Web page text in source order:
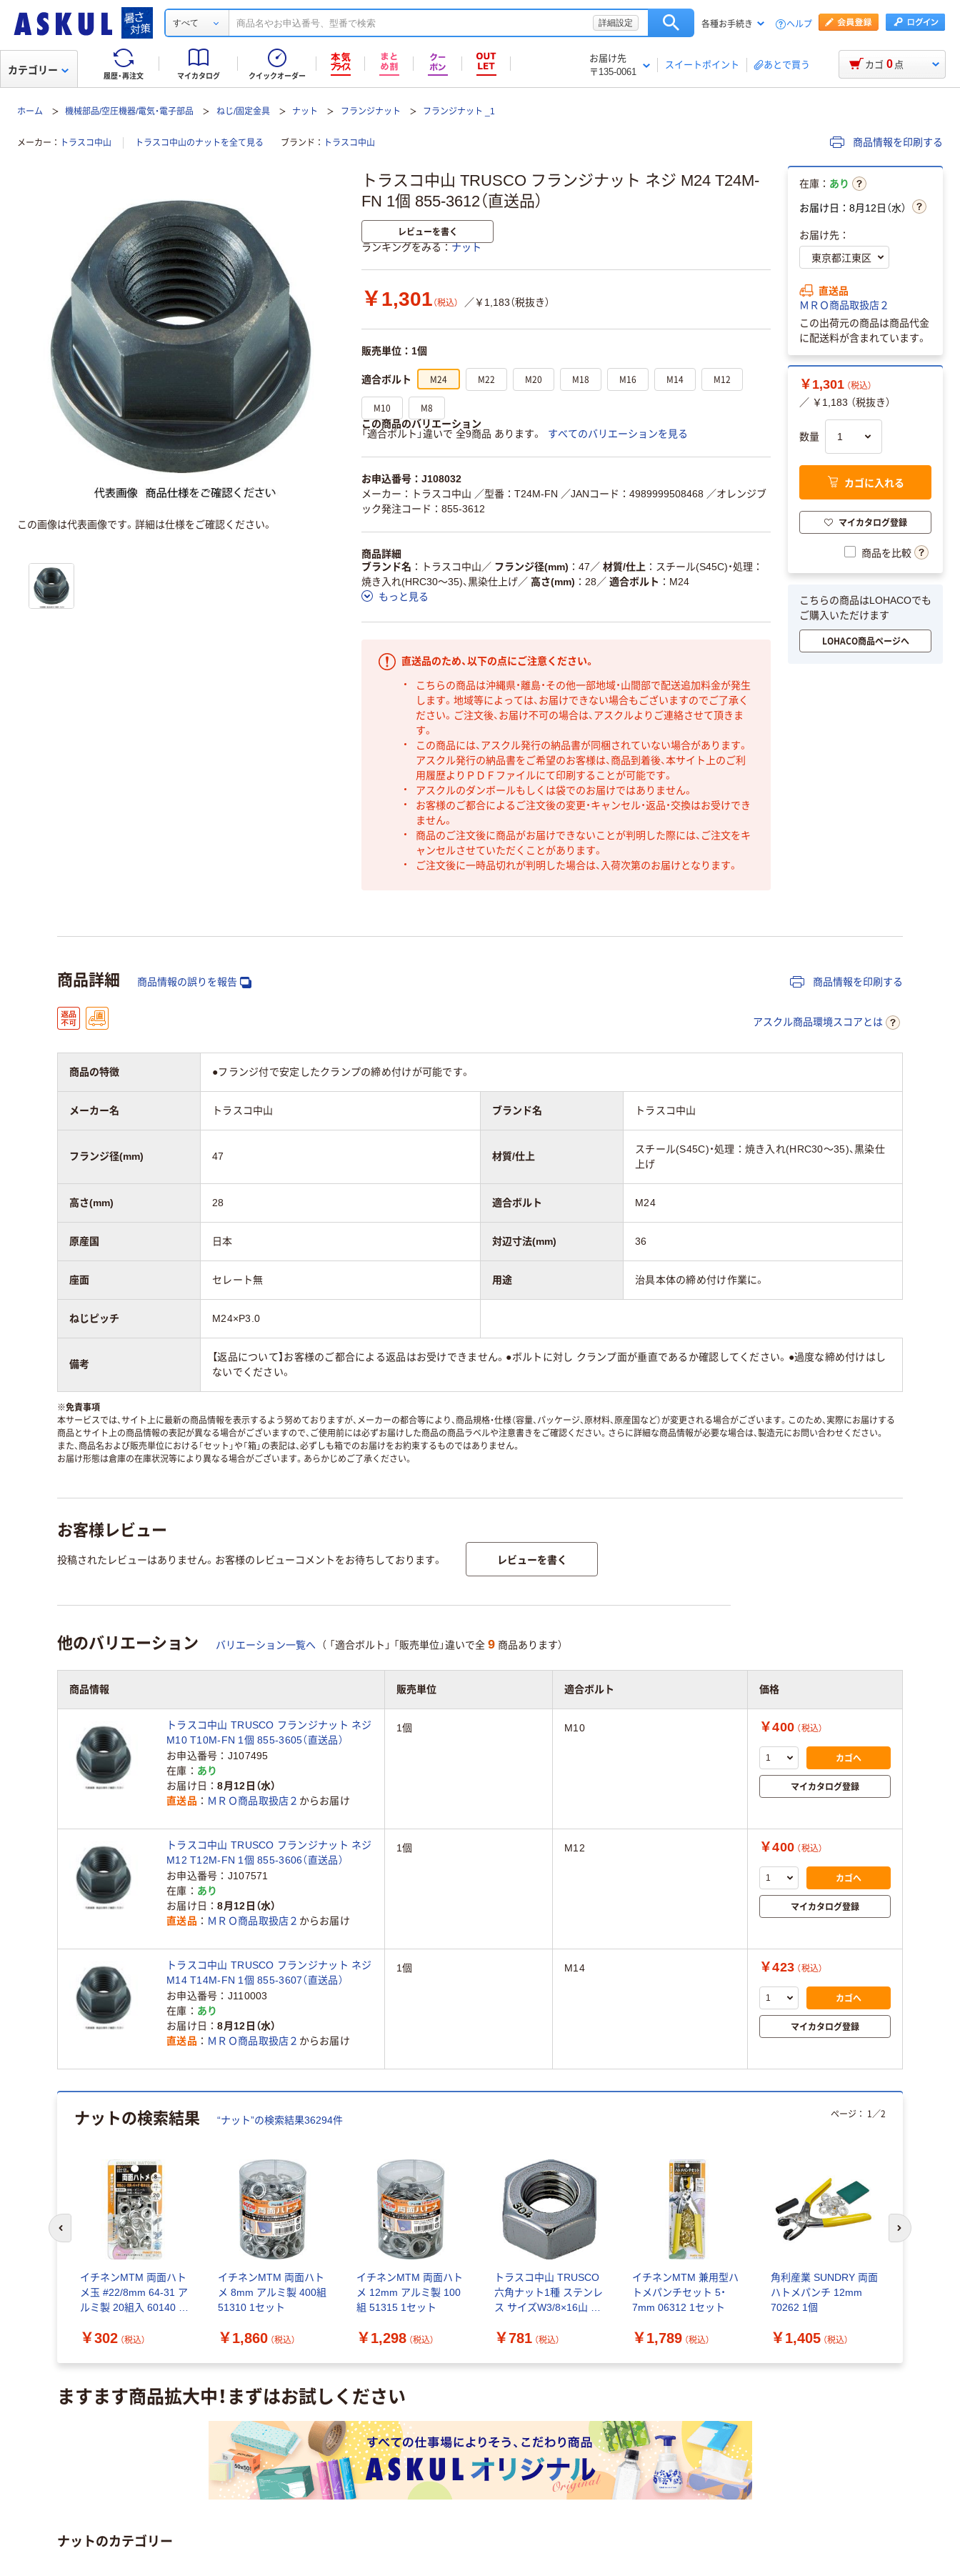
すべて 詳細設定 各種お手続き ヘルプ
履歴・再注文 マイカタログ クイックオーダー
お届け先
〒135-0061
スイートポイント あとで買う
カテゴリー カゴ 0 点
ホーム 機械部品/空圧機器/電気・電子部品 ねじ/固定金具 ナット フランジナット フランジナット _1
メーカー トラスコ中山 トラスコ中山のナットを全て見る ブランド トラスコ中山 商品情報を印刷する
トラスコ中山 TRUSCO フランジナット ネジ M24 T24M-
FN 1個 855-3612（直送品）
レビューを書く
ランキングをみる ナット
￥1,301 （税込） ／￥1,183（税抜き）
販売単位：1個
適合ボルト M24 M22 M20 M18 M16 M14 M12
M10 M8
この商品のバリエーション
「適合ボルト」違いで 全9商品 あります。
すべてのバリエーションを見る
お申込番号：J108032
メーカー：トラスコ中山 ／型番：T24M-FN ／JANコード：4989999508468 ／オレンジブ
ック発注コード：855-3612
商品詳細
ブランド名
トラスコ中山 ／ フランジ径(mm) 47 ／ 材質/仕上
スチール(S45C)・処理：
焼き入れ(HRC30～35)、黒染仕上げ／ 高さ(mm) 28 ／ 適合ボルト
M24
もっと見る
直送品のため、以下の点にご注意ください。
こちらの商品は沖縄県・離島・その他一部地域・山間部で配送追加料金が発生
します。地域等によっては、お届けできない場合もございますのでご了承く
ださい。ご注文後、お届け不可の場合は、アスクルよりご連絡させて頂きま
す。
この商品には、アスクル発行の納品書が同梱されていない場合があります。
アスクル発行の納品書をご希望のお客様は、商品到着後、本サイト上のご利
用履歴よりＰＤＦファイルにて印刷することが可能です。
アスクルのダンボールもしくは袋でのお届けではありません。
お客様のご都合によるご注文後の変更・キャンセル・返品・交換はお受けでき
ません。
商品のご注文後に商品がお届けできないことが判明した際には、ご注文をキ
ャンセルさせていただくことがあります。
ご注文後に一時品切れが判明した場合は、入荷次第のお届けとなります。
この画像は代表画像です。詳細は仕様をご確認ください。
在庫： あり
お届け日：8月12日（水）
お届け先：
直送品
ＭＲＯ商品取扱店２
この出荷元の商品は商品代金
に配送料が含まれています。
￥1,301 （税込）
／ ￥1,183 （税抜き）
数量
カゴに入れる
マイカタログ登録
商品を比較
こちらの商品はLOHACOでも
ご購入いただけます
LOHACO商品ページへ
商品詳細 商品情報の誤りを報告 商品情報を印刷する
アスクル商品環境スコアとは
商品の特徴 ●フランジ付で安定したクランプの締め付けが可能です。
メーカー名 トラスコ中山 ブランド名 トラスコ中山
フランジ径(mm) 47 材質/仕上
スチール(S45C)・処理：焼き入れ(HRC30～35)、黒染仕
上げ
高さ(mm) 28 適合ボルト M24
原産国 日本 対辺寸法(mm) 36
座面 セレート無 用途 治具本体の締め付け作業に。
ねじピッチ M24×P3.0
備考
【返品について】お客様のご都合による返品はお受けできません。●ボルトに対し クランプ面が垂直であるか確認してください。●過度な締め付けはし
ないでください。
※免責事項
本サービスでは、サイト上に最新の商品情報を表示するよう努めておりますが、メーカーの都合等により、商品規格・仕様（容量、パッケージ、原材料、原産国など）が変更される場合がございます。このため、実際にお届けする
商品とサイト上の商品情報の表記が異なる場合がございますので、ご使用前には必ずお届けした商品の商品ラベルや注意書きをご確認ください。さらに詳細な商品情報が必要な場合は、製造元にお問い合わせください。
また、商品名および販売単位における「セット」や「箱」の表記は、必ずしも箱でのお届けをお約束するものではありません。
お届け形態は倉庫の在庫状況等により異なる場合がございます。あらかじめご了承ください。
お客様レビュー
投稿されたレビューはありません。お客様のレビューコメントをお待ちしております。 レビューを書く
他のバリエーション バリエーション一覧へ （ 「適合ボルト」 「販売単位」違いで全 9 商品あります）
商品情報 販売単位 適合ボルト 価格
トラスコ中山 TRUSCO フランジナット ネジ
M10 T10M-FN 1個 855-3605（直送品）
お申込番号
J107495
在庫
あり
お届け日
8月12日（水）
直送品
ＭＲＯ商品取扱店２ からお届け
1個 M10 ￥400 （税込）
カゴへ
マイカタログ登録
トラスコ中山 TRUSCO フランジナット ネジ
M12 T12M-FN 1個 855-3606（直送品）
お申込番号
J107571
在庫
あり
お届け日
8月12日（水）
直送品
ＭＲＯ商品取扱店２ からお届け
1個 M12 ￥400 （税込）
カゴへ
マイカタログ登録
トラスコ中山 TRUSCO フランジナット ネジ
M14 T14M-FN 1個 855-3607（直送品）
お申込番号
J110003
在庫
あり
お届け日
8月12日（水）
直送品
ＭＲＯ商品取扱店２ からお届け
1個 M14 ￥423 （税込）
カゴへ
マイカタログ登録
ナットの検索結果 “ナット”の検索結果36294件
イチネンMTM 両面ハト
メ玉 #22/8mm 64-31 ア
ルミ製 20組入 60140 1
￥302 （税込）
イチネンMTM 両面ハト
メ 8mm アルミ製 400組
51310 1セット
￥1,860 （税込）
イチネンMTM 両面ハト
メ 12mm アルミ製 100
組 51315 1セット
￥1,298 （税込）
トラスコ中山 TRUSCO
六角ナット1種 ステンレ
ス サイズW3/8×16山 16
(16個)（直送品）
￥781 （税込）
イチネンMTM 兼用型ハ
トメパンチセット 5・
7mm 06312 1セット
￥1,789 （税込）
角利産業 SUNDRY 両面
ハトメパンチ 12mm
70262 1個
￥1,405 （税込）
ページ： 1 ／2
前のスライドへ 次のスライド
ますます商品拡大中！まずはお試しください
ナットのカテゴリー